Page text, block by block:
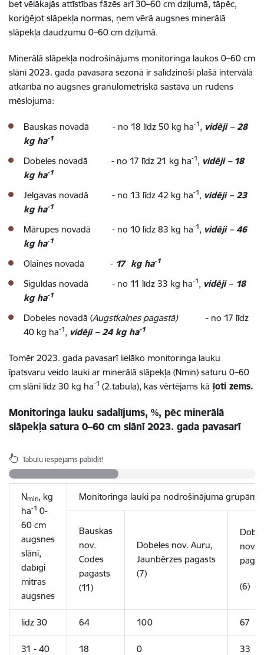
bet vēlākajās attīstības fāzēs arī 30–60 cm dziļumā, tāpēc,
koriģējot slāpekļa normas, ņem vērā augsnes minerālā
slāpekļa daudzumu 0–60 cm dziļumā.
Minerālā slāpekļa nodrošinājums monitoringa laukos 0–60 cm
slānī 2023. gada pavasara sezonā ir salīdzinoši plašā intervālā
atkarībā no augsnes granulometriskā sastāva un rudens
mēslojuma:
Bauskas novadā - no 18 līdz 50 kg ha-1, vidēji – 28
kg ha-1
Dobeles novadā - no 17 līdz 21 kg ha-1, vidēji – 18
kg ha-1
Jelgavas novadā - no 13 līdz 42 kg ha-1 , vidēji – 23
kg ha-1
Mārupes novadā - no 10 līdz 83 kg ha-1, vidēji – 46
kg ha-1
Olaines novadā - 17 kg ha-1
Siguldas novadā - no 11 līdz 33 kg ha-1, vidēji – 18
kg ha-1
Dobeles novadā (Augstkalnes pagastā)- no 17 līdz
40 kg ha-1, vidēji – 24 kg ha-1
Tomēr 2023. gada pavasarī lielāko monitoringa lauku
īpatsvaru veido lauki ar minerālā slāpekļa (Nmin) saturu 0–60
cm slānī līdz 30 kg ha-1 (2.tabula), kas vērtējams kā ļoti zems.
Monitoringa lauku sadalījums, %, pēc minerālā
slāpekļa satura 0–60 cm slānī 2023. gada pavasarī
Tabulu iespējams pabīdīt!
Nmin, kg
ha-1 0-
60 cm
augsnes
slānī,
dabīgi
mitras
augsnes
Monitoringa lauki pa nodrošinājuma grupām,
Bauskas
nov.
Codes
pagasts
(11)
Dobeles nov. Auru,
Jaunbērzes pagasts
(7)
nov.
(6)
līdz 30 64 100 67
31 - 40 18 0 33